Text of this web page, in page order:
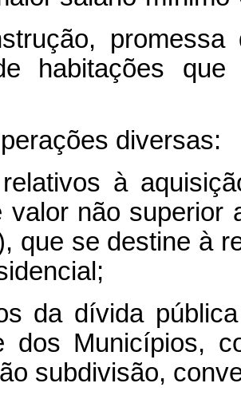
habitações
diversas:
à
valor não superior
que se destine à
da dívida
dos Municípios,
subdivisão,